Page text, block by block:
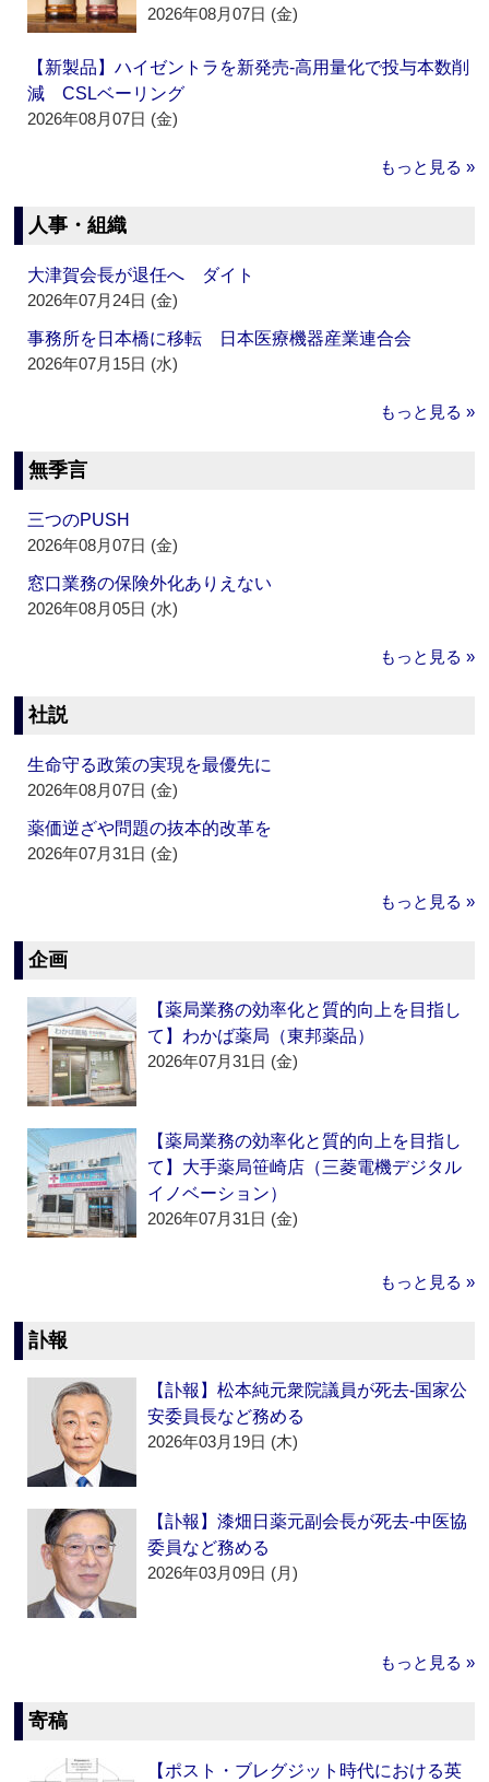
2026年08月07日 (金)
【新製品】ハイゼントラを新発売‐高用量化で投与本数削
減 CSLベーリング
2026年08月07日 (金)
もっと見る »
人事・組織
大津賀会長が退任へ ダイト
2026年07月24日 (金)
事務所を日本橋に移転 日本医療機器産業連合会
2026年07月15日 (水)
もっと見る »
無季言
三つのPUSH
2026年08月07日 (金)
窓口業務の保険外化ありえない
2026年08月05日 (水)
もっと見る »
社説
生命守る政策の実現を最優先に
2026年08月07日 (金)
薬価逆ざや問題の抜本的改革を
2026年07月31日 (金)
もっと見る »
企画
【薬局業務の効率化と質的向上を目指し
て】わかば薬局（東邦薬品）
2026年07月31日 (金)
【薬局業務の効率化と質的向上を目指し
て】大手薬局笹崎店（三菱電機デジタル
イノベーション）
2026年07月31日 (金)
もっと見る »
訃報
【訃報】松本純元衆院議員が死去‐国家公
安委員長など務める
2026年03月19日 (木)
【訃報】漆畑日薬元副会長が死去‐中医協
委員など務める
2026年03月09日 (月)
もっと見る »
寄稿
【ポスト・ブレグジット時代における英